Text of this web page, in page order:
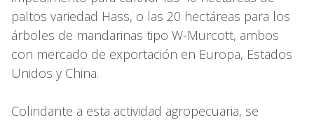
paltos variedad Hass, o las 20 hectáreas para los
árboles de mandarinas tipo W-Murcott, ambos
con mercado de exportación en Europa, Estados
Unidos y China.
Colindante a esta actividad agropecuaria, se